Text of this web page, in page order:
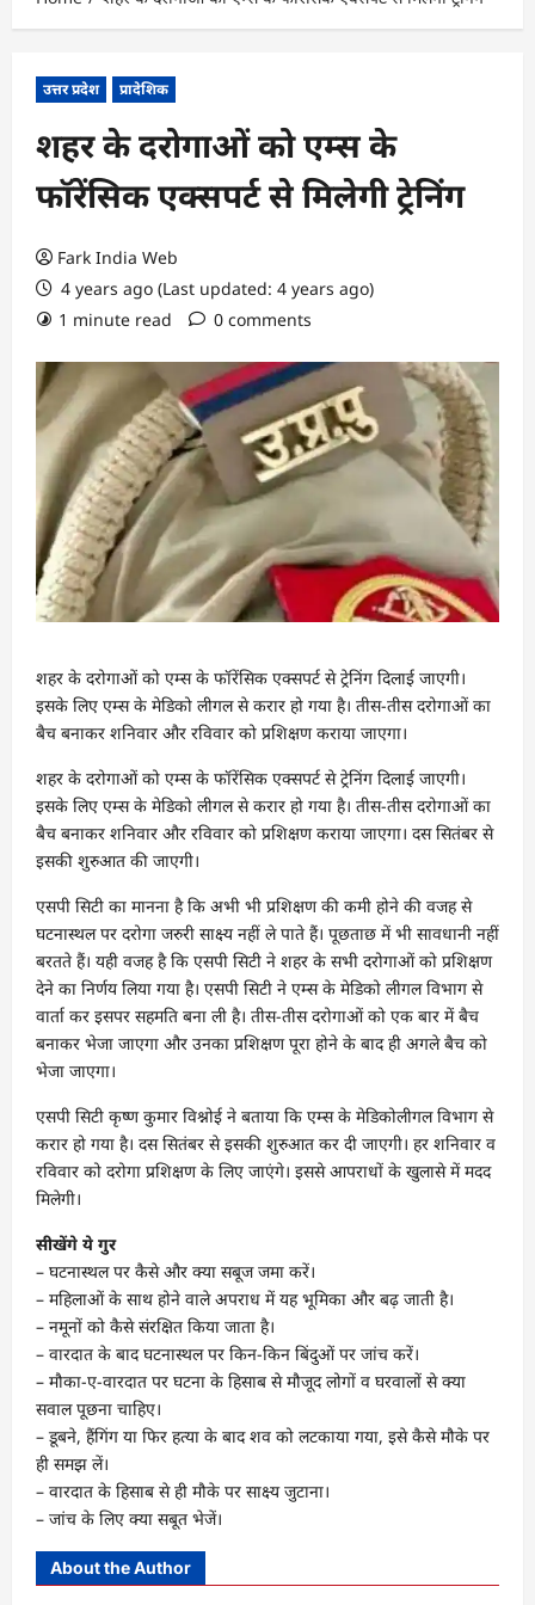
उत्तर प्रदेश प्रादेशिक
शहर के दरोगाओं को एम्स के
फॉरेंसिक एक्सपर्ट से मिलेगी ट्रेनिंग
Fark India Web
4 years ago (Last updated: 4 years ago)
1 minute read
0 comments
शहर के दरोगाओं को एम्स के फॉरेंसिक एक्सपर्ट से ट्रेनिंग दिलाई जाएगी।
इसके लिए एम्स के मेडिको लीगल से करार हो गया है। तीस-तीस दरोगाओं का
बैच बनाकर शनिवार और रविवार को प्रशिक्षण कराया जाएगा।
शहर के दरोगाओं को एम्स के फॉरेंसिक एक्सपर्ट से ट्रेनिंग दिलाई जाएगी।
इसके लिए एम्स के मेडिको लीगल से करार हो गया है। तीस-तीस दरोगाओं का
बैच बनाकर शनिवार और रविवार को प्रशिक्षण कराया जाएगा। दस सितंबर से
इसकी शुरुआत की जाएगी।
एसपी सिटी का मानना है कि अभी भी प्रशिक्षण की कमी होने की वजह से
घटनास्थल पर दरोगा जरुरी साक्ष्य नहीं ले पाते हैं। पूछताछ में भी सावधानी नहीं
बरतते हैं। यही वजह है कि एसपी सिटी ने शहर के सभी दरोगाओं को प्रशिक्षण
देने का निर्णय लिया गया है। एसपी सिटी ने एम्स के मेडिको लीगल विभाग से
वार्ता कर इसपर सहमति बना ली है। तीस-तीस दरोगाओं को एक बार में बैच
बनाकर भेजा जाएगा और उनका प्रशिक्षण पूरा होने के बाद ही अगले बैच को
भेजा जाएगा।
एसपी सिटी कृष्ण कुमार विश्नोई ने बताया कि एम्स के मेडिकोलीगल विभाग से
करार हो गया है। दस सितंबर से इसकी शुरुआत कर दी जाएगी। हर शनिवार व
रविवार को दरोगा प्रशिक्षण के लिए जाएंगे। इससे आपराधों के खुलासे में मदद
मिलेगी।
सीखेंगे ये गुर
– घटनास्थल पर कैसे और क्या सबूज जमा करें।
– महिलाओं के साथ होने वाले अपराध में यह भूमिका और बढ़ जाती है।
– नमूनों को कैसे संरक्षित किया जाता है।
– वारदात के बाद घटनास्थल पर किन-किन बिंदुओं पर जांच करें।
– मौका-ए-वारदात पर घटना के हिसाब से मौजूद लोगों व घरवालों से क्या
सवाल पूछना चाहिए।
– डूबने, हैंगिंग या फिर हत्या के बाद शव को लटकाया गया, इसे कैसे मौके पर
ही समझ लें।
– वारदात के हिसाब से ही मौके पर साक्ष्य जुटाना।
– जांच के लिए क्या सबूत भेजें।
About the Author